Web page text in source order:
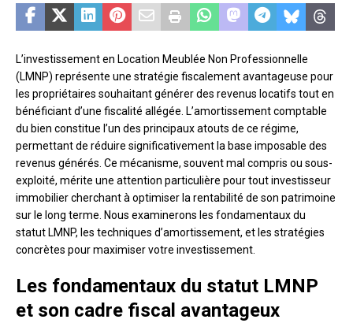
L’investissement en Location Meublée Non Professionnelle
(LMNP) représente une stratégie fiscalement avantageuse pour
les propriétaires souhaitant générer des revenus locatifs tout en
bénéficiant d’une fiscalité allégée. L’amortissement comptable
du bien constitue l’un des principaux atouts de ce régime,
permettant de réduire significativement la base imposable des
revenus générés. Ce mécanisme, souvent mal compris ou sous-
exploité, mérite une attention particulière pour tout investisseur
immobilier cherchant à optimiser la rentabilité de son patrimoine
sur le long terme. Nous examinerons les fondamentaux du
statut LMNP, les techniques d’amortissement, et les stratégies
concrètes pour maximiser votre investissement.
Les fondamentaux du statut LMNP
et son cadre fiscal avantageux